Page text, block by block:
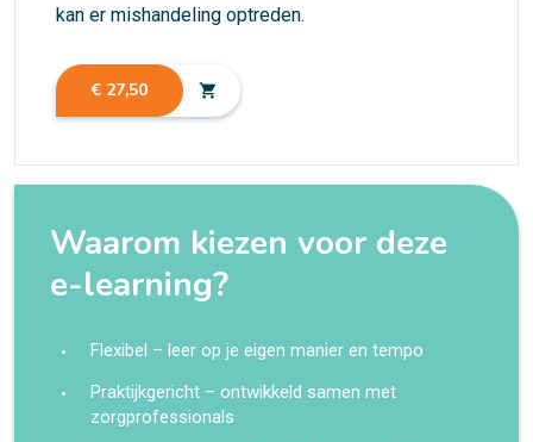
kan er mishandeling optreden.
€ 27,50 shopping_cart
Waarom kiezen voor deze
e-learning?
Flexibel – leer op je eigen manier en tempo
Praktijkgericht – ontwikkeld samen met
zorgprofessionals